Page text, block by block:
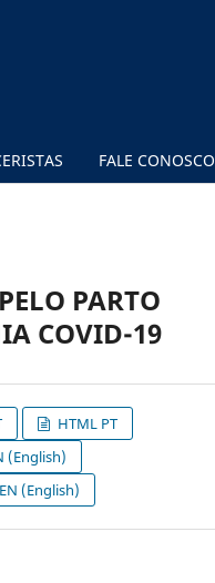
FALE CONOSCO
PARTO
COVID-19
HTML PT
(English)
(English)